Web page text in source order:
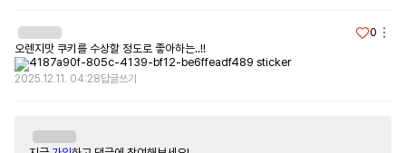
0
오렌지맛 쿠키를 수상할 정도로 좋아하는..!!
2025.12.11. 04:28답글쓰기